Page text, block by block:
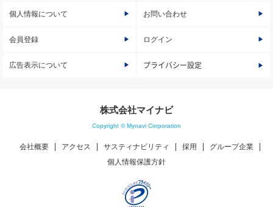
個人情報について お問い合わせ
会員登録 ログイン
広告表示について プライバシー設定
株式会社マイナビ
Copyright © Mynavi Corporation
会社概要 アクセス サスティナビリティ 採用
グループ企業
個人情報保護方針